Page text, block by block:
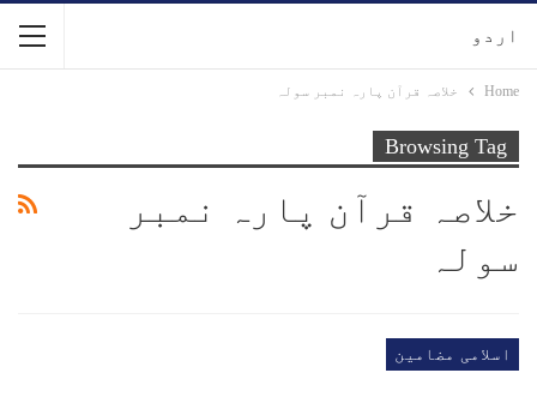
اردو
Home خلاصہ قرآن پارہ نمبر سولہ
Browsing Tag
خلاصہ قرآن پارہ نمبر
سولہ
اسلامی مضامین